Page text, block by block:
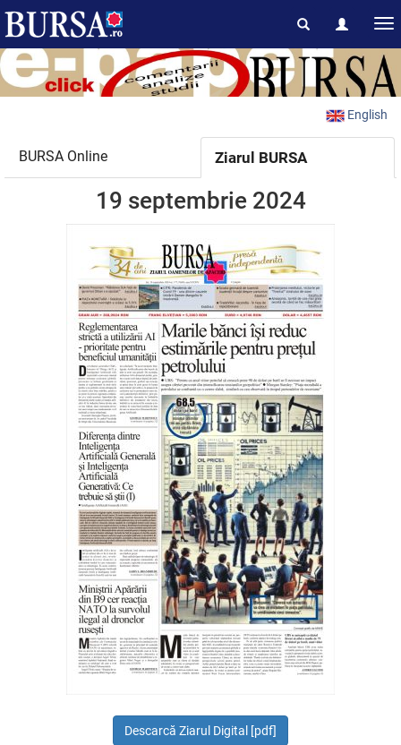
English
BURSA Online Ziarul BURSA
19 septembrie 2024